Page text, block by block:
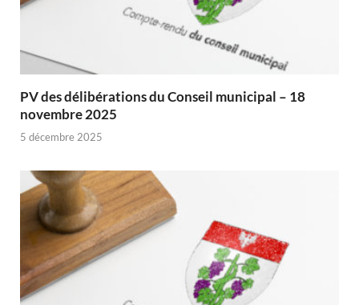
PV des délibérations du Conseil municipal – 18
novembre 2025
5 décembre 2025